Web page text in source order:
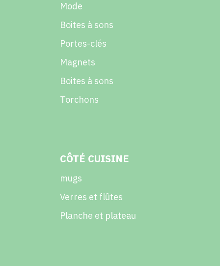
Mode
Boites à sons
Portes-clés
Magnets
Boites à sons
Torchons
CÔTÉ CUISINE
mugs
Verres et flûtes
Planche et plateau